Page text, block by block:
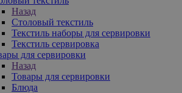
Назад
Столовый текстиль
Текстиль наборы для сервировки
Текстиль сервировка
для сервировки
Назад
Товары для сервировки
Блюда